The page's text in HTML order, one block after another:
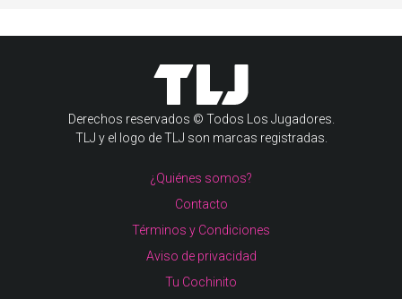
Derechos reservados © Todos Los Jugadores.
TLJ y el logo de TLJ son marcas registradas.
¿Quiénes somos?
Contacto
Términos y Condiciones
Aviso de privacidad
Tu Cochinito